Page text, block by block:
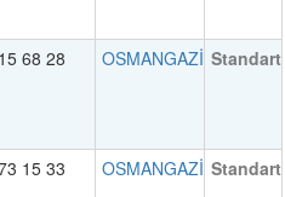
68 28 OSMANGAZİ Standart
15 33 OSMANGAZİ Standart